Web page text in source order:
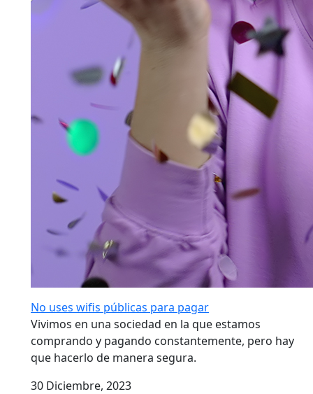
No uses wifis públicas para pagar
Vivimos en una sociedad en la que estamos
comprando y pagando constantemente, pero hay
que hacerlo de manera segura.
30 Diciembre, 2023